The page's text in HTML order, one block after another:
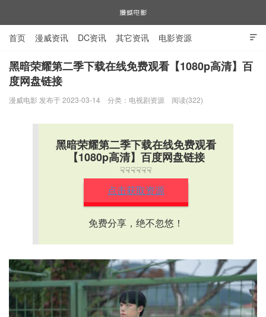
漫威电影

首页 漫威资讯 DC资讯 其它资讯 电影资源
电视剧资源 漫威图片
黑暗荣耀第二季下载在线免费观看【1080p高清】百
度网盘链接
漫威电影 发布于 2023-03-14 分类： 电视剧资源 阅读(322)
黑暗荣耀第二季下载在线免费观看
【1080p高清】百度网盘链接
☟☟☟☟☟☟
点击获取资源
免费分享，绝不忽悠！